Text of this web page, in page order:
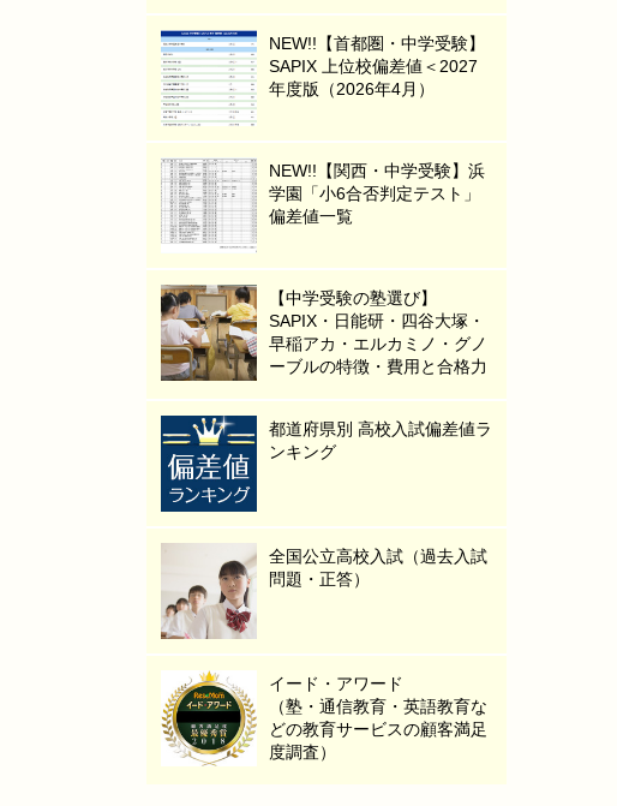
NEW!!【首都圏・中学受験】
SAPIX 上位校偏差値＜2027
年度版（2026年4月）
NEW!!【関西・中学受験】浜
学園「小6合否判定テスト」
偏差値一覧
【中学受験の塾選び】
SAPIX・日能研・四谷大塚・
早稲アカ・エルカミノ・グノ
ーブルの特徴・費用と合格力
都道府県別 高校入試偏差値ラ
ンキング
全国公立高校入試（過去入試
問題・正答）
イード・アワード
（塾・通信教育・英語教育な
どの教育サービスの顧客満足
度調査）